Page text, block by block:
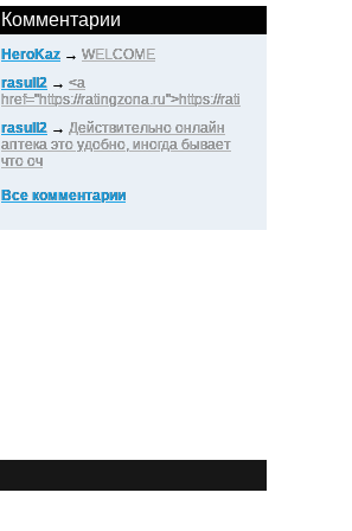
Комментарии
HeroKaz → WELCOME
rasull2 → <a
href="https://ratingzona.ru">https://rati
rasull2 → Действительно онлайн
аптека это удобно, иногда бывает
что оч
Все комментарии